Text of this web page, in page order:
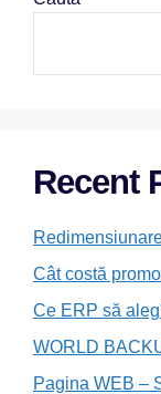
Recent
Cât costă
Ce ERP să
WORLD
Pagina WEB –